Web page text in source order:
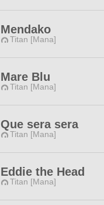
Mendako
Titan [Mana]
Mare Blu
Titan [Mana]
Que sera sera
Titan [Mana]
Eddie the Head
Titan [Mana]